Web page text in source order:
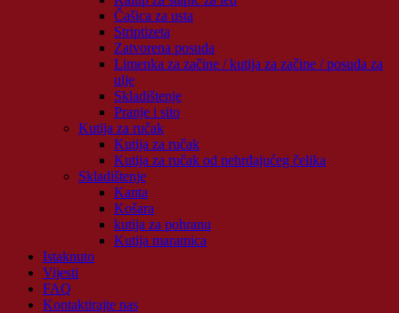
Čašica za usta
Striptizeta
Zatvorena posuda
Limenka za začine / kutija za začine / posuda za
ulje
Skladištenje
Pranje i sito
Kutija za ručak
Kutija za ručak
Kutija za ručak od nehrđajućeg čelika
Skladištenje
Kanta
Košara
kutija za pohranu
Kutija maramica
Istaknuto
Vijesti
FAQ
Kontaktirajte nas